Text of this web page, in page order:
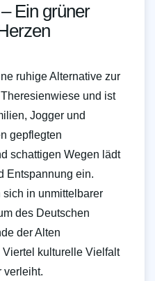
Ein grüner
ruhige Alternative zur
und ist
Jogger und
gepflegten
schattigen Wegen lädt
Entspannung ein.
in unmittelbarer
des Deutschen
der Alten
kulturelle Vielfalt
verleiht.